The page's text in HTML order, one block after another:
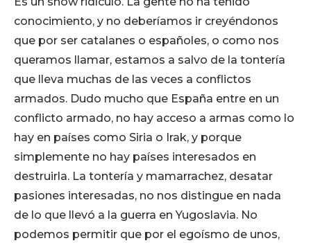
conocimiento, y no deberíamos ir creyéndonos
que por ser catalanes o españoles, o como nos
queramos llamar, estamos a salvo de la tontería
que lleva muchas de las veces a conflictos
armados. Dudo mucho que España entre en un
conflicto armado, no hay acceso a armas como lo
hay en países como Siria o Irak, y porque
simplemente no hay países interesados en
destruirla. La tontería y mamarrachez, desatar
pasiones interesadas, no nos distingue en nada
de lo que llevó a la guerra en Yugoslavia. No
podemos permitir que por el egoísmo de unos,